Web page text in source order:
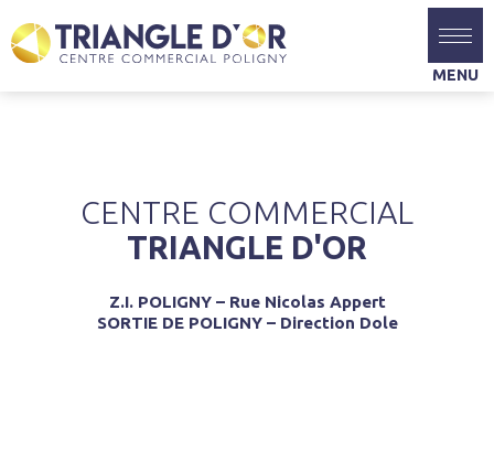
CENTRE COMMERCIAL
TRIANGLE D'OR
Z.I. POLIGNY – Rue Nicolas Appert
SORTIE DE POLIGNY – Direction Dole